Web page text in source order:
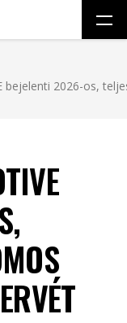
bejelenti 2026-os,